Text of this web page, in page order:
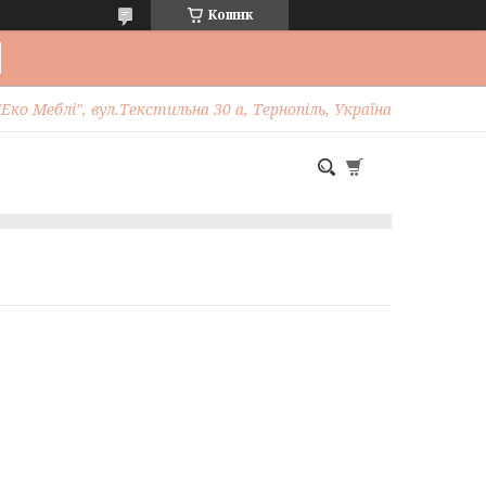
Кошик
Меблі", вул.Текстильна 30 а, Тернопіль, Україна